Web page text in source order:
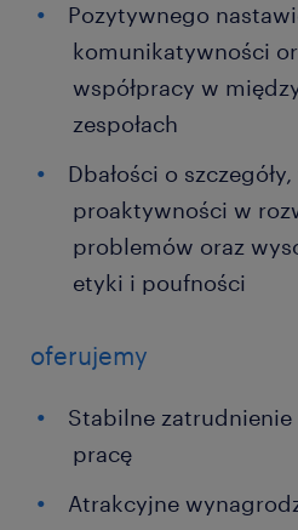
Pozytywnego
komunikatywności
współpracy w
zespołach
Dbałości o
proaktywności w
problemów oraz
etyki i poufności
oferujemy
Stabilne
pracę
Atrakcyjne